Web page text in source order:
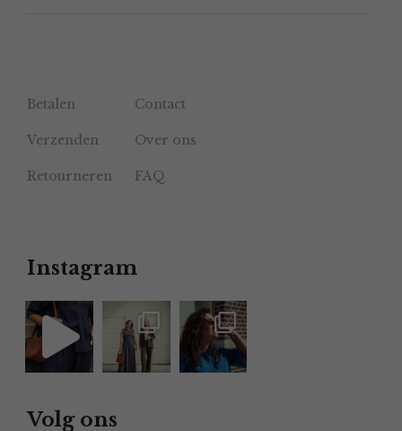
Betalen Contact
Verzenden Over ons
Retourneren FAQ
Instagram
Volg ons